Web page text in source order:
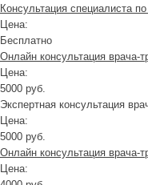
Консультация специалиста
Цена:
Бесплатно
Онлайн консультация врача-
Цена:
5000 руб.
Экспертная консультация
Цена:
5000 руб.
Онлайн консультация врача-
Цена: